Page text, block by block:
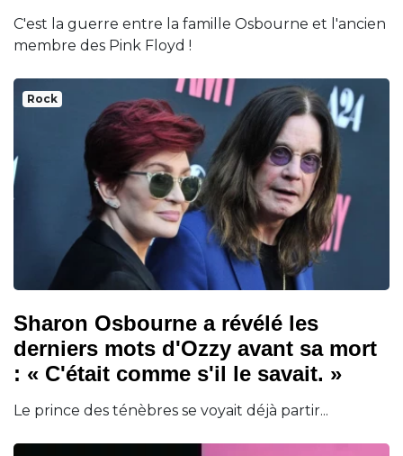
C'est la guerre entre la famille Osbourne et l'ancien
membre des Pink Floyd !
Rock
Sharon Osbourne a révélé les
derniers mots d'Ozzy avant sa mort
: « C'était comme s'il le savait. »
Le prince des ténèbres se voyait déjà partir...